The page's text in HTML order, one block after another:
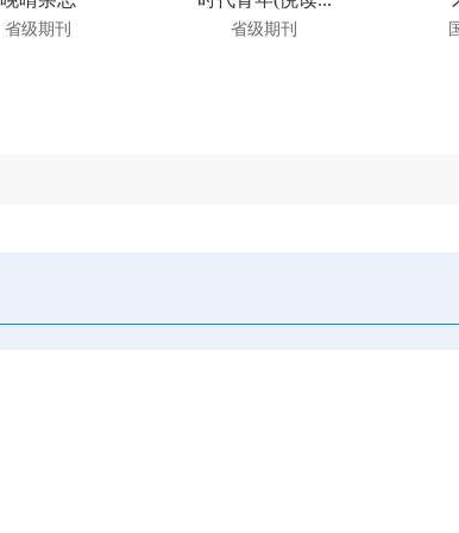
省级期刊 省级期刊